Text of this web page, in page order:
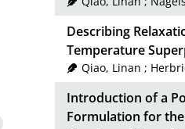
Describing
Temperature
Qiao, Linan ;
Introduction of a
Formulation for